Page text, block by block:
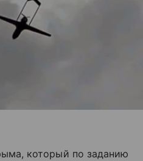
который по заданию